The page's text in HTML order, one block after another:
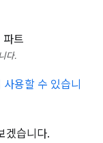
다.
용할 수 있습니
겠습니다.